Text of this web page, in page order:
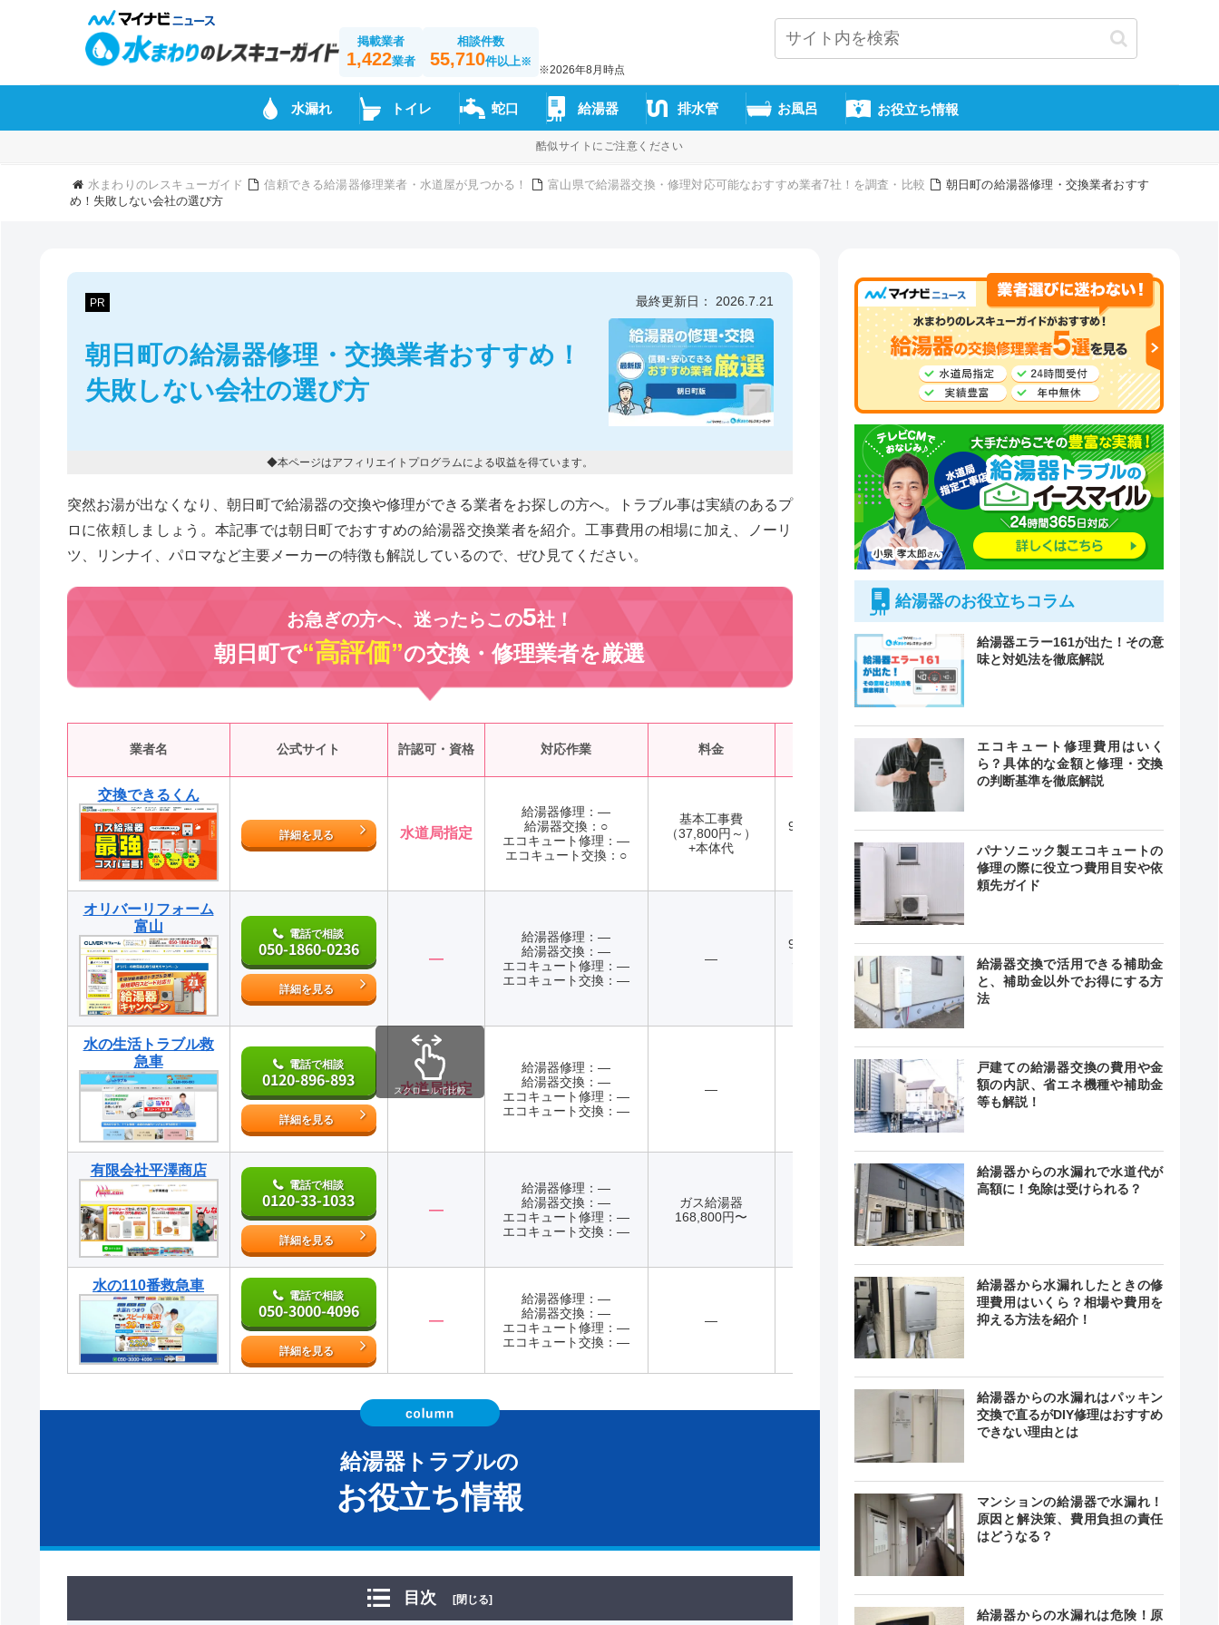
掲載業者
1,422業者
相談件数
55,710件以上※
※2026年8月時点
水漏れ トイレ 蛇口 給湯器 排水管 お風呂 お役立ち情報
酷似サイトにご注意ください
水まわりのレスキューガイド 信頼できる給湯器修理業者・水道屋が見つかる！ 富山県で給湯器交換・修理対応可能なおすすめ業者7社！を調査・比較
朝日町の給湯器修理・交換業者おすす
め！失敗しない会社の選び方
PR
朝日町の給湯器修理・交換業者おすすめ！
失敗しない会社の選び方
最終更新日： 2026.7.21
◆本ページはアフィリエイトプログラムによる収益を得ています。
突然お湯が出なくなり、朝日町で給湯器の交換や修理ができる業者をお探しの方へ。トラブル事は実績のあるプ
ロに依頼しましょう。本記事では朝日町でおすすめの給湯器交換業者を紹介。工事費用の相場に加え、ノーリ
ツ、リンナイ、パロマなど主要メーカーの特徴も解説しているので、ぜひ見てください。
お急ぎの方へ、迷ったらこの5社！
朝日町で“高評価”の交換・修理業者を厳選
業者名 公式サイト 許認可・資格 対応作業 料金 緊急駆けつけ
交換できるくん
詳細を見る 水道局指定
給湯器修理：―
給湯器交換：○
エコキュート修理：―
エコキュート交換：○
基本工事費
（37,800円～）
+本体代
9:00～18:00
記載なし
オリバーリフォーム
富山
電話で相談
050-1860-0236
詳細を見る
―
給湯器修理：―
給湯器交換：―
エコキュート修理：―
エコキュート交換：―
―
9:00～18:00
火曜日、水
―
水の生活トラブル救
急車
電話で相談
0120-896-893
詳細を見る
水道局指定
給湯器修理：―
給湯器交換：―
エコキュート修理：―
エコキュート交換：―
― 最短30分
有限会社平澤商店
電話で相談
0120-33-1033
詳細を見る
―
給湯器修理：―
給湯器交換：―
エコキュート修理：―
エコキュート交換：―
ガス給湯器
168,800円〜
記載なし
水の110番救急車
電話で相談
050-3000-4096
詳細を見る
―
給湯器修理：―
給湯器交換：―
エコキュート修理：―
エコキュート交換：―
― 最短30分
スクロールで比較
給湯器トラブルの
お役立ち情報
目次 [閉じる]
給湯器のお役立ちコラム
給湯器エラー161が出た！その意
味と対処法を徹底解説
エコキュート修理費用はいく
ら？具体的な金額と修理・交換
の判断基準を徹底解説
パナソニック製エコキュートの
修理の際に役立つ費用目安や依
頼先ガイド
給湯器交換で活用できる補助金
と、補助金以外でお得にする方
法
戸建ての給湯器交換の費用や金
額の内訳、省エネ機種や補助金
等も解説！
給湯器からの水漏れで水道代が
高額に！免除は受けられる？
給湯器から水漏れしたときの修
理費用はいくら？相場や費用を
抑える方法を紹介！
給湯器からの水漏れはパッキン
交換で直るがDIY修理はおすすめ
できない理由とは
マンションの給湯器で水漏れ！
原因と解決策、費用負担の責任
はどうなる？
給湯器からの水漏れは危険！原